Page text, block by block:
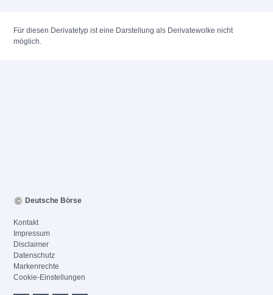
Für diesen Derivatetyp ist eine Darstellung als Derivatewolke nicht
möglich.
Deutsche Börse
Kontakt
Impressum
Disclaimer
Datenschutz
Markenrechte
Cookie-Einstellungen